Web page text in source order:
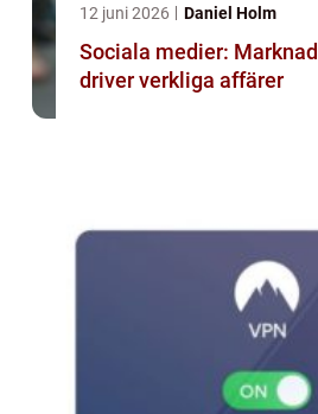
12 juni 2026 Daniel Holm
Sociala medier:
driver verkliga affärer